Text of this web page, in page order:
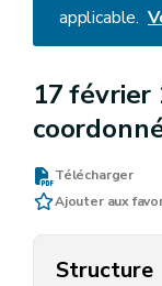
applicable.
17 février
Télécharger
Ajouter aux
Structure